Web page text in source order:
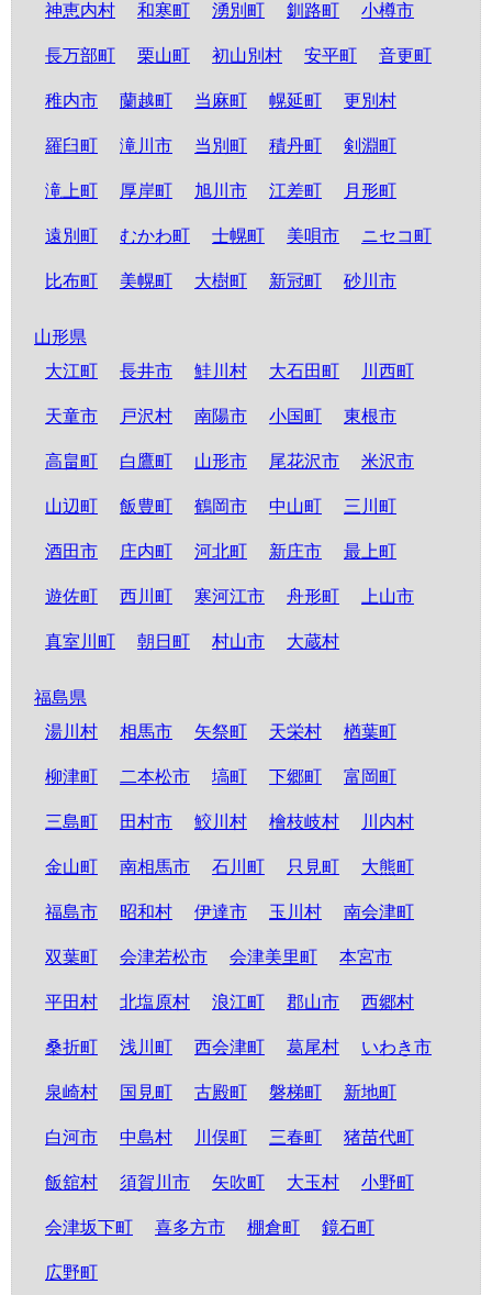
神恵内村 和寒町 湧別町 釧路町 小樽市
長万部町 栗山町 初山別村 安平町 音更町
稚内市 蘭越町 当麻町 幌延町 更別村
羅臼町 滝川市 当別町 積丹町 剣淵町
滝上町 厚岸町 旭川市 江差町 月形町
遠別町 むかわ町 士幌町 美唄市 ニセコ町
比布町 美幌町 大樹町 新冠町 砂川市
山形県
大江町
長井市 鮭川村 大石田町 川西町
天童市 戸沢村 南陽市 小国町 東根市
高畠町 白鷹町 山形市 尾花沢市 米沢市
山辺町 飯豊町 鶴岡市 中山町 三川町
酒田市 庄内町 河北町 新庄市 最上町
遊佐町 西川町 寒河江市 舟形町 上山市
真室川町 朝日町 村山市 大蔵村
福島県
湯川村
相馬市 矢祭町 天栄村 楢葉町
柳津町 二本松市 塙町 下郷町 富岡町
三島町 田村市 鮫川村 檜枝岐村 川内村
金山町 南相馬市 石川町 只見町 大熊町
福島市 昭和村 伊達市 玉川村 南会津町
双葉町 会津若松市 会津美里町 本宮市
平田村 北塩原村 浪江町 郡山市 西郷村
桑折町 浅川町 西会津町 葛尾村 いわき市
泉崎村 国見町 古殿町 磐梯町 新地町
白河市 中島村 川俣町 三春町 猪苗代町
飯舘村 須賀川市 矢吹町 大玉村 小野町
会津坂下町 喜多方市 棚倉町 鏡石町
広野町